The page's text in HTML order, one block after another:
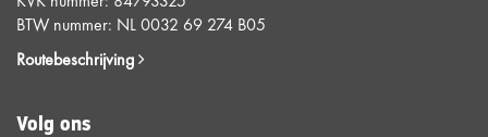
BTW nummer: NL 0032 69 274 B05
Routebeschrijving
Volg ons